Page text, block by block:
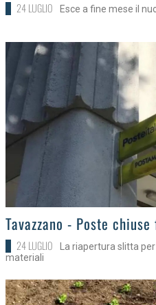
24 LUGLIO Esce a fine mese il
>
Tavazzano - Poste
24 LUGLIO
La riapertura slitta
materiali